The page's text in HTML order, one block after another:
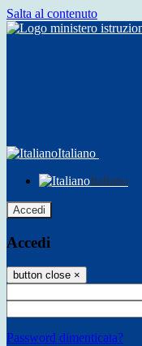
Salta al contenuto
Italiano
Italiano
Accedi
Accedi
button close ×
Password dimenticata?